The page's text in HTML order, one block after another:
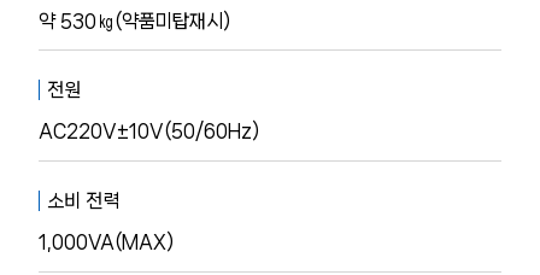
약 530㎏(약품미탑재시)
전원
AC220V±10V(50/60Hz)
소비 전력
1,000VA(MAX)